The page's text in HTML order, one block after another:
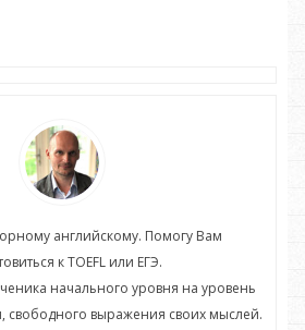
английскому. Помогу Вам
к TOEFL или ЕГЭ.
начального уровня на уровень
свободного выражения своих мыслей.